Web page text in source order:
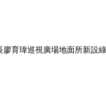
育瑋巡視廣場地面所新設